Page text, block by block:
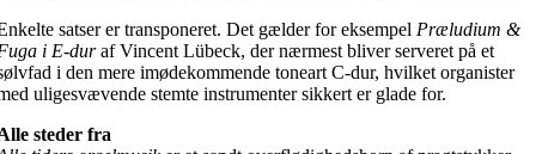
satser er transponeret. Det gælder for eksempel Præludium &
i E-duraf Vincent Lübeck, der nærmest bliver serveret på et
i den mere imødekommende toneart C-dur, hvilket organister
uligesvævende stemte instrumenter sikkert er glade for.
steder fra